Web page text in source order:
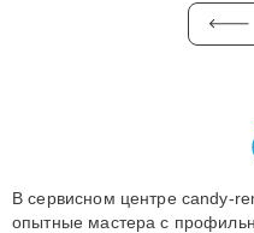
В сервисном центре candy-
опытные мастера с